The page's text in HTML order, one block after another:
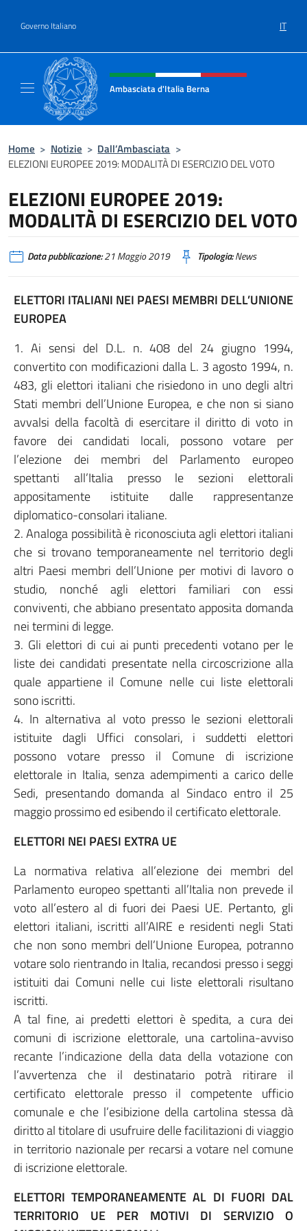
Governo Italiano IT
Intestazione sito, social e menù
Ambasciata d'Italia Berna
Home > Notizie > Dall’Ambasciata >
ELEZIONI EUROPEE 2019: MODALITÀ DI ESERCIZIO DEL VOTO
ELEZIONI EUROPEE 2019:
MODALITÀ DI ESERCIZIO DEL VOTO
Data pubblicazione:21 Maggio 2019 Tipologia:News
ELETTORI ITALIANI NEI PAESI MEMBRI DELL’UNIONE
EUROPEA
1. Ai sensi del D.L. n. 408 del 24 giugno 1994,
convertito con modificazioni dalla L. 3 agosto 1994, n.
483, gli elettori italiani che risiedono in uno degli altri
Stati membri dell’Unione Europea, e che non si siano
avvalsi della facoltà di esercitare il diritto di voto in
favore dei candidati locali, possono votare per
l’elezione dei membri del Parlamento europeo
spettanti all’Italia presso le sezioni elettorali
appositamente istituite dalle rappresentanze
diplomatico-consolari italiane.
2. Analoga possibilità è riconosciuta agli elettori italiani
che si trovano temporaneamente nel territorio degli
altri Paesi membri dell’Unione per motivi di lavoro o
studio, nonché agli elettori familiari con essi
conviventi, che abbiano presentato apposita domanda
nei termini di legge.
3. Gli elettori di cui ai punti precedenti votano per le
liste dei candidati presentate nella circoscrizione alla
quale appartiene il Comune nelle cui liste elettorali
sono iscritti.
4. In alternativa al voto presso le sezioni elettorali
istituite dagli Uffici consolari, i suddetti elettori
possono votare presso il Comune di iscrizione
elettorale in Italia, senza adempimenti a carico delle
Sedi, presentando domanda al Sindaco entro il 25
maggio prossimo ed esibendo il certificato elettorale.
ELETTORI NEI PAESI EXTRA UE
La normativa relativa all’elezione dei membri del
Parlamento europeo spettanti all’Italia non prevede il
voto all’estero al di fuori dei Paesi UE. Pertanto, gli
elettori italiani, iscritti all’AIRE e residenti negli Stati
che non sono membri dell’Unione Europea, potranno
votare solo rientrando in Italia, recandosi presso i seggi
istituiti dai Comuni nelle cui liste elettorali risultano
iscritti.
A tal fine, ai predetti elettori è spedita, a cura dei
comuni di iscrizione elettorale, una cartolina-avviso
recante l’indicazione della data della votazione con
l’avvertenza che il destinatario potrà ritirare il
certificato elettorale presso il competente ufficio
comunale e che l’esibizione della cartolina stessa dà
diritto al titolare di usufruire delle facilitazioni di viaggio
in territorio nazionale per recarsi a votare nel comune
di iscrizione elettorale.
ELETTORI TEMPORANEAMENTE AL DI FUORI DAL
TERRITORIO UE PER MOTIVI DI SERVIZIO O